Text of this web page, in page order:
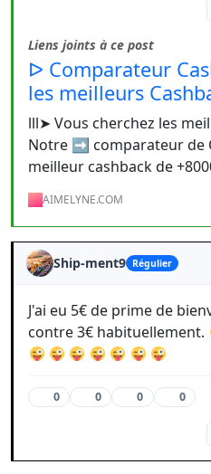
Liens joints à ce post
ᐅ Comparateur
les meilleurs
lll➤ Vous cherchez les
Notre ➡️ comparateur de
meilleur cashback de
AIMELYNE.COM
Ship-ment9 Régulier
J'ai eu 5€ de prime de
contre 3€ habituellement.
0 0 0 0